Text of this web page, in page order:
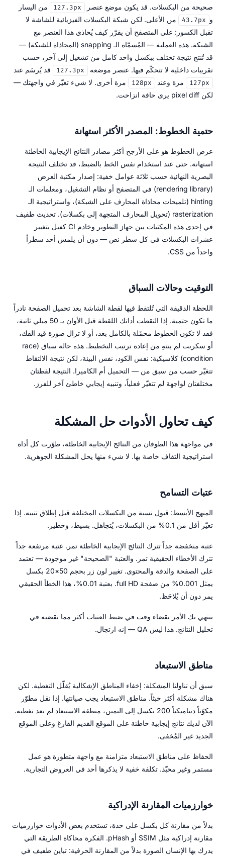
صحيحة من البكسلات. قد يكون موضع عنصر 127.3px
من اليسار
و 43.7px
من الأعلى. لكن شبكة البكسلات الفيزيائية للشاشة لا
تقبل الكسور: على المتصفح أن يقرّر كيف يُحاذي هذا العنصر مع
الشبكة. هذه العملية — المُسمّاة الـ snapping (المحاذاة للشبكة) —
قد تُنتج نتيجة تختلف ببكسل واحد كامل من تشغيل إلى آخر، حسب
تقريبات داخلية لا تتحكّم فيها. عنصر موضعه
127.3px قد يُرسَم عند
127px مرة وعند 128px
مرة أخرى. لا شيء تغيّر في واجهتك —
لكن pixel diff يرى حافة انزاحت.
حتمية الخطوط: المصدر الأكثر استهانة
عرض الخطوط هو على الأرجح أكثر مصادر النتائج الإيجابية الخاطئة
استهانة. حتى عند استخدام نفس الخط بالضبط، قد تختلف النتيجة
البصرية النهائية حسب ثلاثة عوامل خفية: إصدار مكتبة العرض
(rendering library) في المتصفح أو نظام التشغيل، ومعلمات الـ
hinting (تلميحات محاذاة المحارف على الشبكة)، واستراتيجية الـ
rasterization (تحويل المحارف المتجهة إلى بكسلات). تحديث طفيف
في إحدى هذه المكتبات بين جهاز التطوير وخادم CI كفيل بتغيير
عشرات البكسلات في كل سطر نص — دون أن يلمس أحد سطراً
واحداً من CSS.
التوقيت وحالات السباق
اللحظة الدقيقة التي تُلتقط فيها لقطة الشاشة بعد تحميل الصفحة نادراً
ما تكون حتمية. إذا التقطت أداتك اللقطة قبل الأوان بـ 50 ميلي ثانية،
فقد لا تكون الخطوط محمّلة بالكامل بعد، أو لا تزال صورة قيد الفك،
أو سكربت لم ينتهِ من إعادة ترتيب التخطيط. هذه حالة سباق (race
condition) كلاسيكية: نفس الكود، نفس البيئة، لكن نتيجة الالتقاط
تتغيّر حسب من سبق من — التحميل أم الكاميرا. النتيجة لقطتان
مختلفتان لواجهة لم تتغيّر فعلياً، وتنبيه إيجابي خاطئ آخر للفرز.
كيف تحاول الأدوات حل المشكلة
في مواجهة هذا الطوفان من النتائج الإيجابية الخاطئة، طوّرت كل أداة
استراتيجية التفاف خاصة بها. لا شيء منها يحل المشكلة الجوهرية.
عتبات التسامح
المنهج الأبسط: قبول نسبة من البكسلات المختلفة قبل إطلاق تنبيه. إذا
تغيّر أقل من 0.1% من البكسلات، يُتجاهل. بسيط، وخطير.
عتبة منخفضة جداً تترك النتائج الإيجابية الخاطئة تمر. عتبة مرتفعة جداً
تترك الأخطاء الحقيقية تمر. والعتبة "الصحيحة" غير موجودة — تعتمد
على الصفحة والدقة والمحتوى. تغيير لون زر بحجم 50×20 بكسل
يمثل 0.001% من صفحة full HD. بعتبة 0.01%، هذا الخطأ الحقيقي
يمر دون أن يُلاحَظ.
ينتهي بك الأمر بقضاء وقت في ضبط العتبات أكثر مما تقضيه في
تحليل النتائج. هذا ليس QA — إنه ارتجال.
مناطق الاستبعاد
سبق أن تناولنا المشكلة: إخفاء المناطق الإشكالية يُقلّل التغطية. لكن
هناك مشكلة أكثر خبثاً. مناطق الاستبعاد يجب صيانتها. إذا نقل مطوّر
مكوّناً ديناميكياً 200 بكسل إلى اليمين، منطقة الاستبعاد لم تعد تغطيه.
الآن لديك نتائج إيجابية خاطئة على الموقع القديم الفارغ وعلى الموقع
الجديد غير المُخفى.
الحفاظ على مناطق الاستبعاد متزامنة مع واجهة متطورة هو عمل
مستمر وغير محبّذ. تكلفة خفية لا يذكرها أحد في العروض التجارية.
خوارزميات المقارنة الإدراكية
بدلاً من مقارنة كل بكسل على حدة، تستخدم بعض الأدوات خوارزميات
مقارنة إدراكية مثل SSIM أو pHash. الفكرة محاكاة الطريقة التي
يدرك بها الإنسان الصورة بدلاً من المقارنة الحرفية: تباين طفيف في